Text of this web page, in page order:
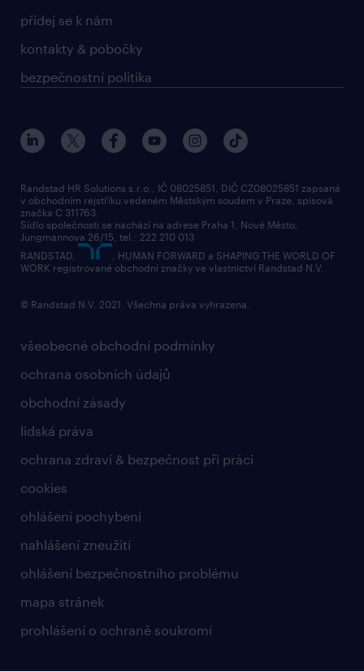
přidej se k nám
kontakty & pobočky
bezpečnostní politika
všeobecné obchodní podmínky
ochrana osobních údajů
obchodní zásady
lidská práva
ochrana zdraví & bezpečnost při práci
cookies
ohlášení pochybení
nahlášení zneužití
ohlášení bezpečnostního problému
mapa stránek
prohlášení o ochraně soukromí
Randstad HR Solutions s.r.o., IČ 08025851, DIČ CZ08025851 zapsaná
v obchodním rejstříku vedeném Městským soudem v Praze, spisová
značka C 311763.
Sídlo společnosti se nachází na adrese Praha 1, Nové Město,
Jungmannova 26/15, tel.: 222 210 013
RANDSTAD,
, HUMAN FORWARD a SHAPING THE WORLD OF
WORK registrované obchodní značky ve vlastnictví Randstad N.V.
© Randstad N.V. 2021. Všechna práva vyhrazena.